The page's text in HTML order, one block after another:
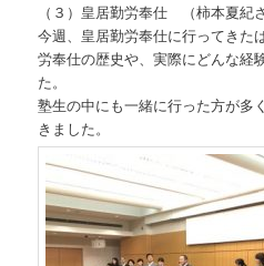
（３）皇居勤労奉仕 （柿本夏紀
今週、皇居勤労奉仕に行ってきた
労奉仕の歴史や、実際にどんな経
た。
塾生の中にも一緒に行った方が多
きました。